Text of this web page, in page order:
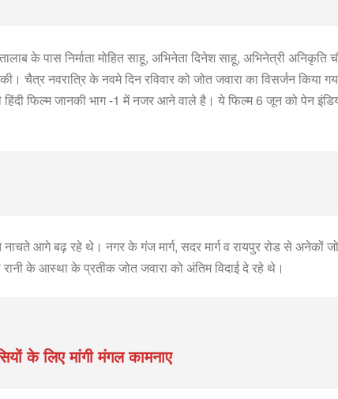
के पास निर्माता मोहित साहू, अभिनेता दिनेश साहू, अभिनेत्री
चैत्र नवरात्रि के नवमे दिन रविवार को जोत जवारा का विसर्जन किया
हिंदी फिल्म जानकी भाग -1 में नजर आने वाले है। ये फिल्म 6 जून को पेन
आगे बढ़ रहे थे। नगर के गंज मार्ग, सदर मार्ग व रायपुर रोड से अनेकों
के आस्था के प्रतीक जोत जवारा को अंतिम विदाई दे रहे थे।
के लिए मांगी मंगल कामनाए